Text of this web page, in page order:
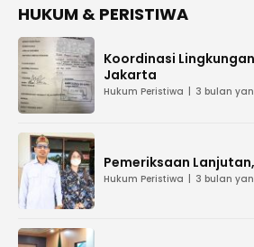
HUKUM & PERISTIWA
Koordinasi
Jakarta
Hukum Peristiwa 3 bulan
Pemeriksaan
Hukum Peristiwa 3 bulan